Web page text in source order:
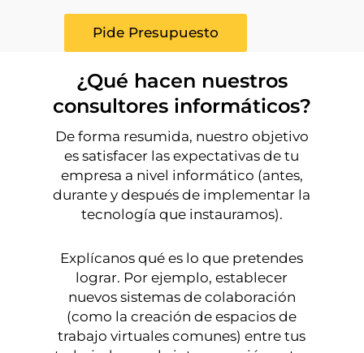
Pide Presupuesto
¿Qué hacen nuestros
consultores informáticos?
De forma resumida, nuestro objetivo
es satisfacer las expectativas de tu
empresa a nivel informático (antes,
durante y después de implementar la
tecnología que instauramos).
Explícanos qué es lo que pretendes
lograr. Por ejemplo, establecer
nuevos sistemas de colaboración
(como la creación de espacios de
trabajo virtuales comunes) entre tus